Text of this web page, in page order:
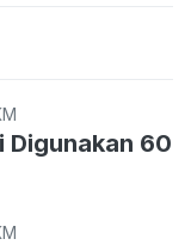
Digunakan 60